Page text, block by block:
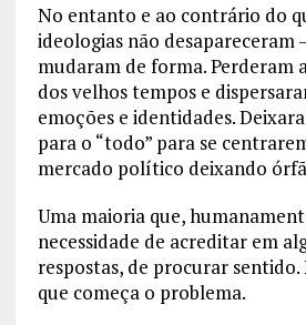
No entanto e ao contrário do
ideologias não desapareceram
mudaram de forma. Perderam
dos velhos tempos e
emoções e identidades.
para o “todo” para se
mercado político deixando
Uma maioria que,
necessidade de acreditar em
respostas, de procurar
que começa o problema.